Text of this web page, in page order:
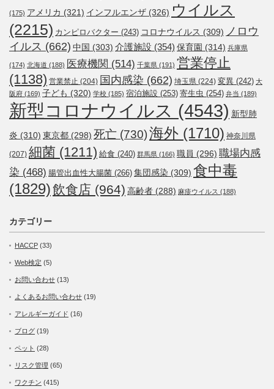
(175) アメリカ (321) インフルエンザ (326) ウイルス
(2215) カンピロバクター (243) コロナウイルス (309) ノロウ
イルス (662) 中国 (303) 介護施設 (354) 保育園 (314) 兵庫県
(174) 北海道 (188) 医療機関 (514) 千葉県 (191) 営業停止
(1138) 営業禁止 (204) 国内感染 (662) 埼玉県 (224) 変異 (242) 大
阪府 (169) 子ども (320) 学校 (185) 宿泊施設 (253) 寄生虫 (254) 弁当 (189)
新型コロナウイルス (4543) 新型肺
炎 (310) 東京都 (298) 死亡 (730)海外 (1710) 神奈川県
(207) 細菌 (1211) 給食 (240) 群馬県 (166) 職員 (296) 職場内感
染 (468) 腸管出血性大腸菌 (266) 集団感染 (309) 食中毒
(1829)飲食店 (964) 高齢者 (288) 麻疹ウイルス (188)
カテゴリー
HACCP (33)
Web検定 (5)
お問い合わせ (13)
よくあるお問い合わせ (19)
アレルギーガイド (16)
ブログ (19)
ペット (28)
リスク管理 (65)
ワクチン (415)